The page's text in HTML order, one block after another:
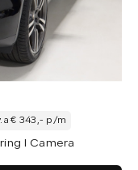
€ 343,- p/m
I Camera